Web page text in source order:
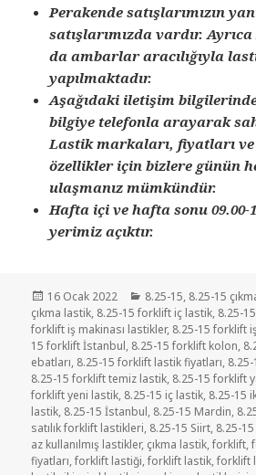
Perakende satışlarımızın
satışlarımızda vardır.
da ambarlar aracılığıyla
yapılmaktadır.
Aşağıdaki iletişim
bilgiye telefonla arayarak
Lastik markaları, fiyatları
özellikler için bizlere günün
ulaşmanız mümkündür.
Hafta içi ve hafta sonu 09.00-
yerimiz açıktır.
Yayın
tarihi
16 Ocak 2022 Kategoriler
8.25-15, 8.25-15
çıkma lastik, 8.25-15 forklift iç lastik, 8.25-
forklift iş makinası lastikler, 8.25-15 forklift
15 forklift İstanbul, 8.25-15 forklift kolon,
ebatları, 8.25-15 forklift lastik fiyatları,
8.25-15 forklift temiz lastik, 8.25-15 forklift
forklift yeni lastik, 8.25-15 iç lastik, 8.25-15
lastik, 8.25-15 İstanbul, 8.25-15 Mardin,
satılık forklift lastikleri, 8.25-15 Siirt, 8.25-
az kullanılmış lastikler, çıkma lastik,forklift,
fiyatları,forklift lastiği,forklift lastik,forklift